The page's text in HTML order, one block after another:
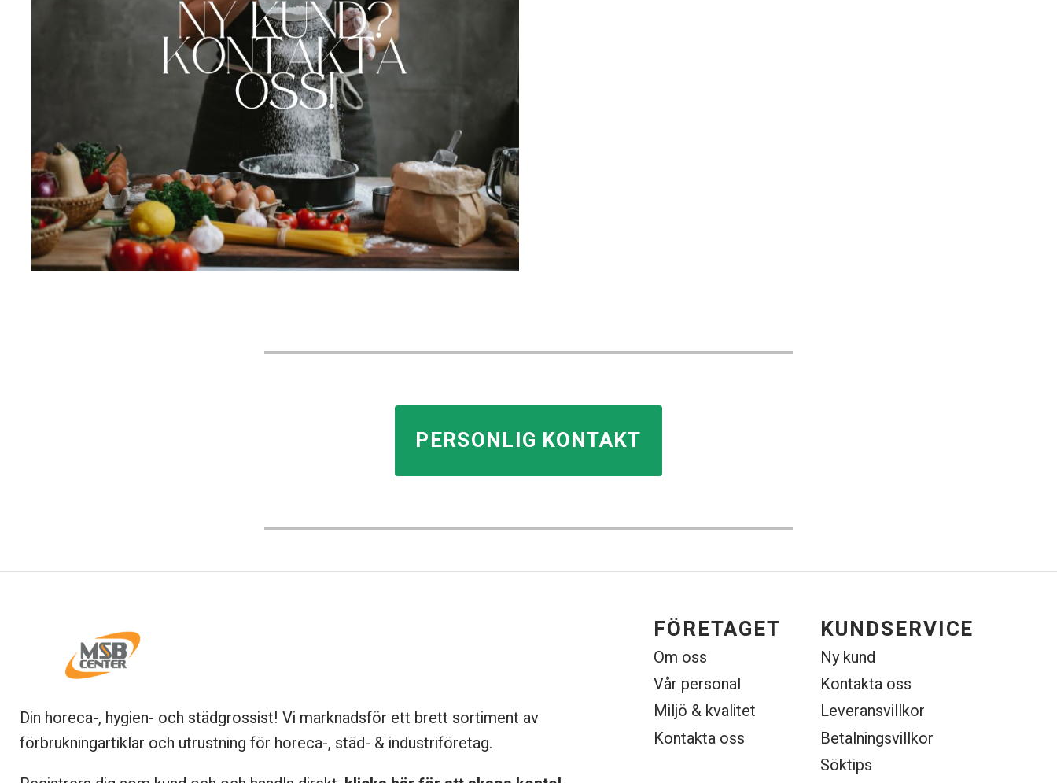
PERSONLIG KONTAKT
Din horeca-, hygien- och städgrossist! Vi marknadsför ett brett sortiment av
förbrukningartiklar och utrustning för horeca-, städ- & industriföretag.
FÖRETAGET
Om oss
Vår personal
Miljö & kvalitet
Kontakta oss
KUNDSERVICE
Ny kund
Kontakta oss
Leveransvillkor
Betalningsvillkor
Söktips